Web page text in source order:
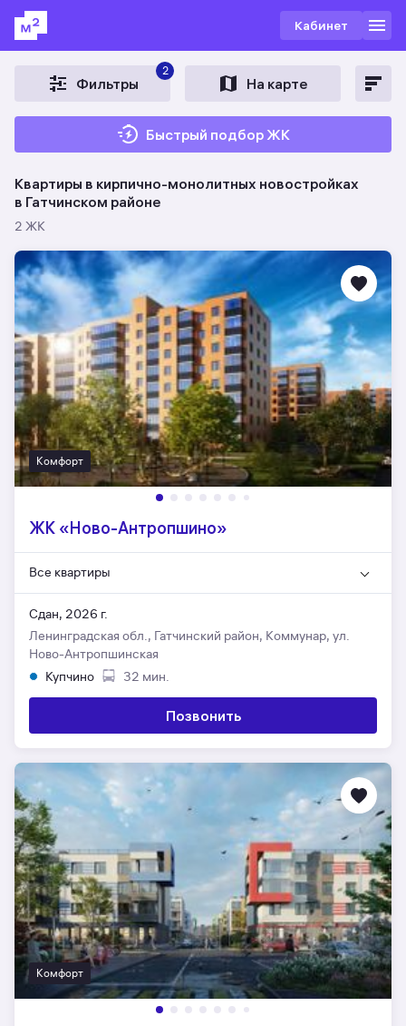
Кабинет
Фильтры
2
На карте
Быстрый подбор ЖК
Квартиры в кирпично-монолитных новостройках
в Гатчинском районе
2 ЖК
Комфорт
ЖК «Ново-Антропшино»
Все квартиры
Сдан, 2026 г.
Ленинградская обл., Гатчинский район, Коммунар, ул.
Ново-Антропшинская
Купчино
32 мин.
Позвонить
Комфорт